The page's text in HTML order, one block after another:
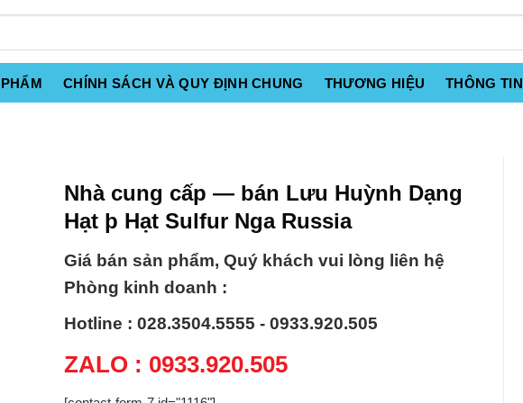
CHÍNH SÁCH VÀ QUY ĐỊNH CHUNG THƯƠNG HIỆU THÔNG TIN
Nhà cung cấp — bán Lưu Huỳnh Dạng
Hạt þ Hạt Sulfur Nga Russia
Giá bán sản phẩm, Quý khách vui lòng liên hệ
Phòng kinh doanh :
Hotline : 028.3504.5555 - 0933.920.505
ZALO : 0933.920.505